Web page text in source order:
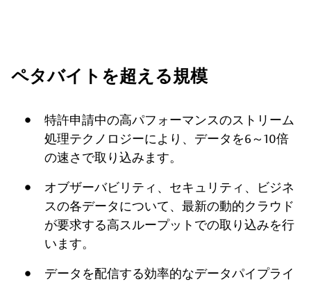
ペタバイトを超える規模
特許申請中の高パフォーマンスのストリーム
処理テクノロジーにより、データを6～10倍
の速さで取り込みます。
オブザーバビリティ、セキュリティ、ビジネ
スの各データについて、最新の動的クラウド
が要求する高スループットでの取り込みを行
います。
データを配信する効率的なデータパイプライ